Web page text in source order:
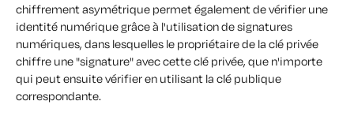
chiffrement asymétrique permet également de vérifier une
identité numérique grâce à l'utilisation de signatures
numériques, dans lesquelles le propriétaire de la clé privée
chiffre une "signature" avec cette clé privée, que n'importe
qui peut ensuite vérifier en utilisant la clé publique
correspondante.